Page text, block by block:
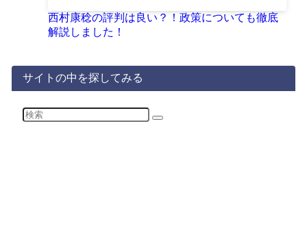
西村康稔の評判は良い？！政策についても徹底
解説しました！
サイトの中を探してみる